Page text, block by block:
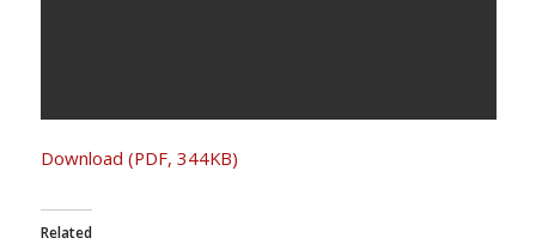
Download (PDF, 344KB)
Related